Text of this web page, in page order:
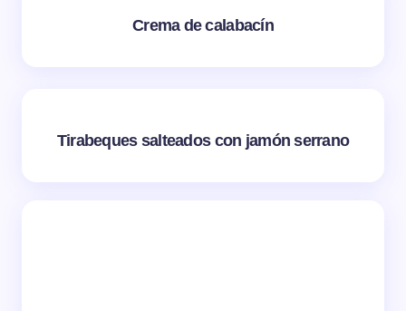
Crema de calabacín
Tirabeques salteados con jamón serrano